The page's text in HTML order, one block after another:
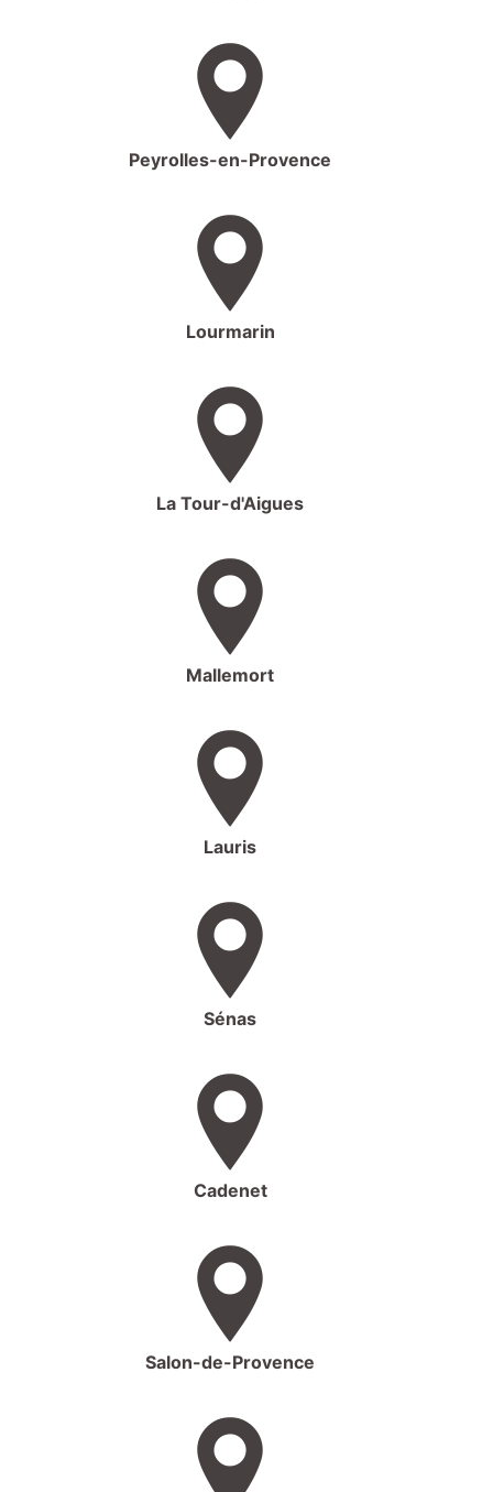
Peyrolles-en-Provence
Lourmarin
La Tour-d'Aigues
Mallemort
Lauris
Sénas
Cadenet
Salon-de-Provence